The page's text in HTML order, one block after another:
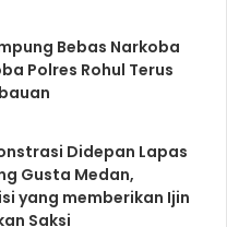
Bebas Narkoba
Polres Rohul Terus
Didepan Lapas
Gusta Medan,
yang memberikan Ijin
Saksi